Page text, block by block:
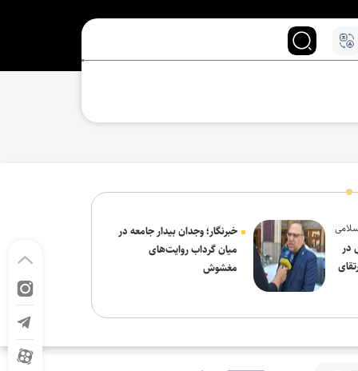
در
خبرنگار؛ وجدان بیدار جامعه در
میان گرداب روایت‌های
مغشوش